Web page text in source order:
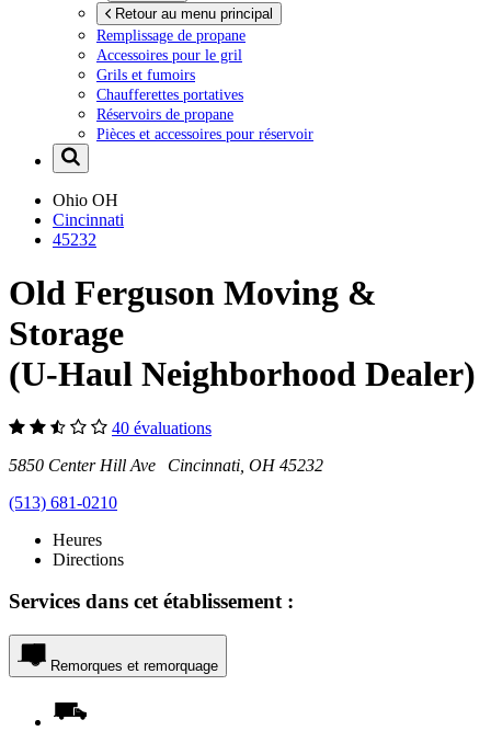
Retour au menu principal
Remplissage de propane
Accessoires pour le gril
Grils et fumoirs
Chaufferettes portatives
Réservoirs de propane
Pièces et accessoires pour réservoir
Ohio OH
Cincinnati
45232
Old Ferguson Moving &
Storage
(U-Haul Neighborhood Dealer)
40 évaluations
5850 Center Hill Ave Cincinnati, OH 45232
(513) 681-0210
Heures
Directions
Services dans cet établissement :
Remorques et remorquage